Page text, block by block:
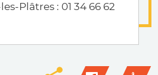
Plâtres : 01 34 66 62